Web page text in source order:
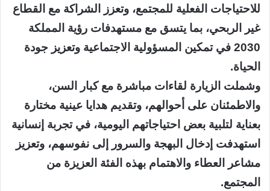
للاحتياجات الفعلية للمجتمع، وتعزز الشراكة مع القطاع
غير الربحي، بما يتسق مع مستهدفات رؤية المملكة
2030 في تمكين المسؤولية الاجتماعية وتعزيز جودة
الحياة.
وشملت الزيارة لقاءات مباشرة مع كبار السن،
والاطمئنان على أحوالهم، وتقديم هدايا عينية مختارة
بعناية لتلبية بعض احتياجاتهم اليومية، في تجربة إنسانية
استهدفت إدخال البهجة والسرور إلى نفوسهم، وتعزيز
مشاعر العطاء والاهتمام بهذه الفئة العزيزة من
المجتمع.